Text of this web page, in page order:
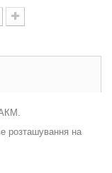
АКМ.
розташування на